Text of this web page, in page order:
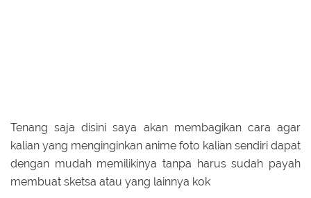
Tenang saja disini saya akan membagikan cara agar
kalian yang menginginkan anime foto kalian sendiri dapat
dengan mudah memilikinya tanpa harus sudah payah
membuat sketsa atau yang lainnya kok